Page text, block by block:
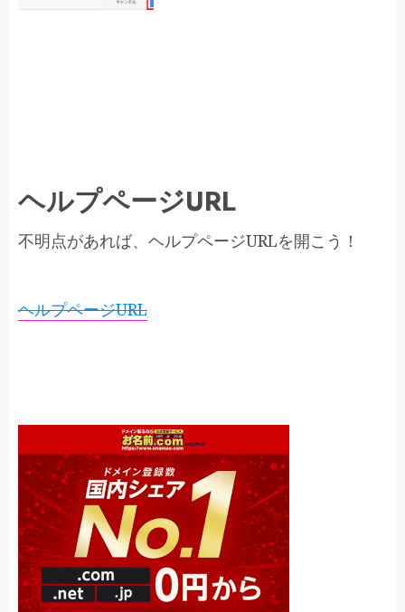
ヘルプページURL
不明点があれば、ヘルプページURLを開こう！
ヘルプページURL